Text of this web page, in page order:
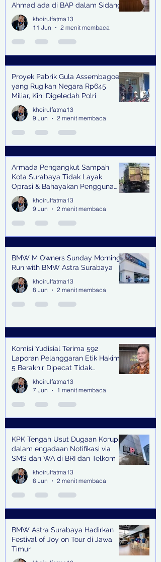
Ahmad ada di BAP dalam Sidang
khoirulfatma13
11 Jun
2 menit membaca
Proyek Pabrik Gula Assembagoes
yang Rugikan Negara Rp645
Miliar, Kini Digeledah Polri
khoirulfatma13
9 Jun
2 menit membaca
Armada Pengangkut Sampah
Kota Surabaya Tidak Layak
Oprasi & Bahayakan Pengguna
Jalan
khoirulfatma13
9 Jun
2 menit membaca
BMW M Owners Sunday Morning
Run with BMW Astra Surabaya
khoirulfatma13
8 Jun
2 menit membaca
Komisi Yudisial Terima 592
Laporan Pelanggaran Etik Hakim,
5 Berakhir Dipecat Tidak
Terhormat
khoirulfatma13
7 Jun
1 menit membaca
KPK Tengah Usut Dugaan Korupsi
dalam engadaan Notifikasi via
SMS dan WA di BRI dan Telkom
khoirulfatma13
6 Jun
2 menit membaca
BMW Astra Surabaya Hadirkan
Festival of Joy on Tour di Jawa
Timur